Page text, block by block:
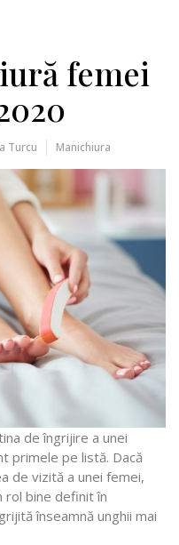
femei
Turcu Manichiura
de îngrijire a unei
primele pe listă. Dacă
de vizită a unei femei,
rol bine definit în
înseamnă unghii mai